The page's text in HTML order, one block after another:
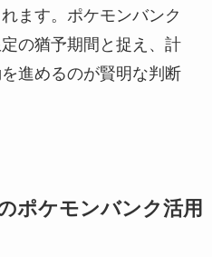
ます。ポケモンバンク
の猶予期間と捉え、計
進めるのが賢明な判断
ポケモンバンク活用